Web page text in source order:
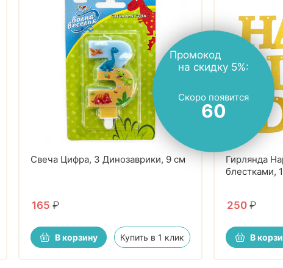
Свеча Цифра, 3 Динозаврики, 9 см
165 ₽
В корзину Купить в 1 клик
Гирлянда
блестками,
250 ₽
В
Промокод на
скидку 5%:
Скоро появится
59